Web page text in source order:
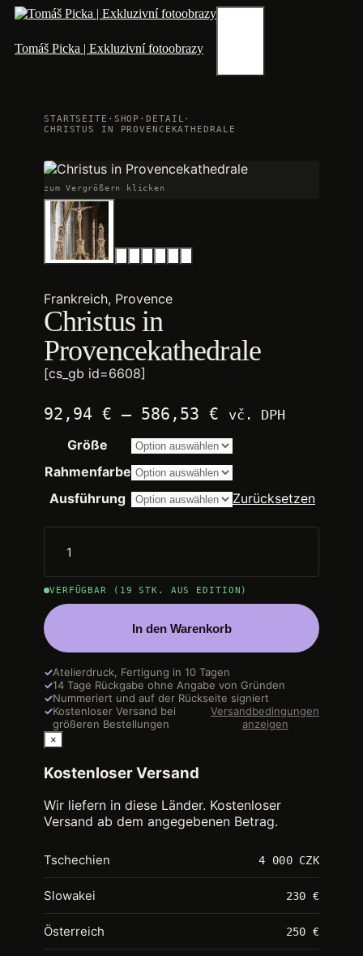
Zum
springen
Tomáš Picka | Exkluzivní fotoobrazy
STARTSEITE · SHOP ·DETAIL ·
CHRISTUS IN PROVENCEKATHEDRALE
zum Vergrößern klicken
Frankreich, Provence
Christus in
Provencekathedrale
[cs_gb id=6608]
92,94 € – 586,53 € Preisspanne:
bis
14.200,00 €
vč. DPH
Größe
Rahmenfarbe
Ausführung
Zurücksetzen
VERFÜGBAR (19 STK. AUS EDITION)
In den Warenkorb
✓Atelierdruck, Fertigung in 10 Tagen
✓14 Tage Rückgabe ohne Angabe von Gründen
✓Nummeriert und auf der Rückseite signiert
✓Kostenloser Versand bei
größeren Bestellungen
Versandbedingungen
anzeigen
×
Kostenloser Versand
Wir liefern in diese Länder. Kostenloser
Versand ab dem angegebenen Betrag.
Tschechien 4 000 CZK
Slowakei 230 €
Österreich 250 €